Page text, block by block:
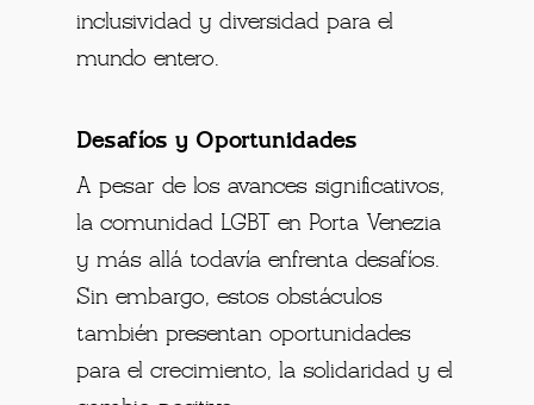
inclusividad y diversidad para el
mundo entero.
Desafíos y Oportunidades
A pesar de los avances significativos,
la comunidad LGBT en Porta Venezia
y más allá todavía enfrenta desafíos.
Sin embargo, estos obstáculos
también presentan oportunidades
para el crecimiento, la solidaridad y el